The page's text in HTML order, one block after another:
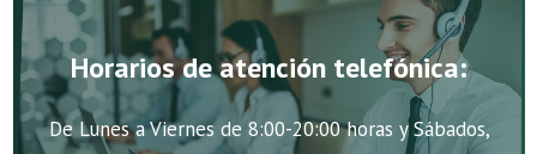
Horarios de atención telefónica:
De Lunes a Viernes de 8:00-20:00 horas y Sábados,